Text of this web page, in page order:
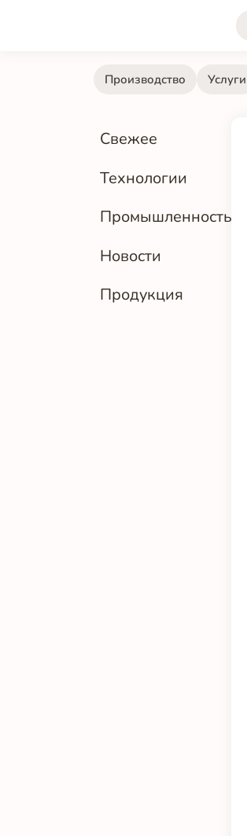
Производство Услуги
Свежее
Технологии
Промышленность
Новости
Продукция